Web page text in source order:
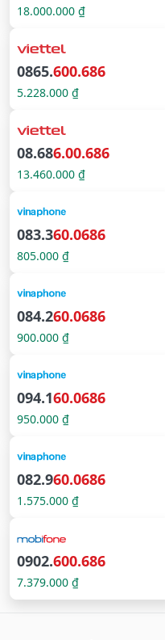
18.000.000 ₫
0865.600.686
5.228.000 ₫
08.686.00.686
13.460.000 ₫
083.360.0686
805.000 ₫
084.260.0686
900.000 ₫
094.160.0686
950.000 ₫
082.960.0686
1.575.000 ₫
0902.600.686
7.379.000 ₫